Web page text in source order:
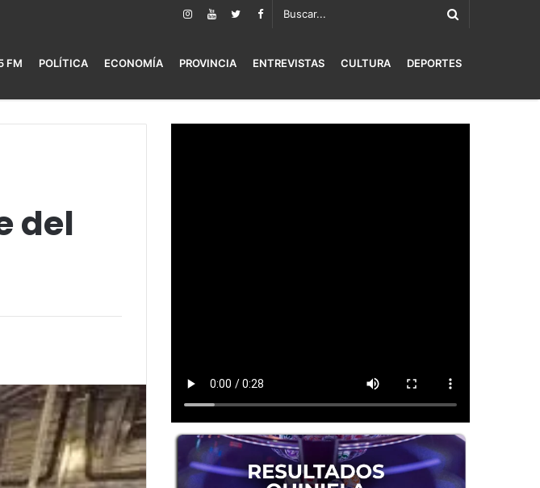
FM POLÍTICA ECONOMÍA PROVINCIA ENTREVISTAS CULTURA DEPORTES
del